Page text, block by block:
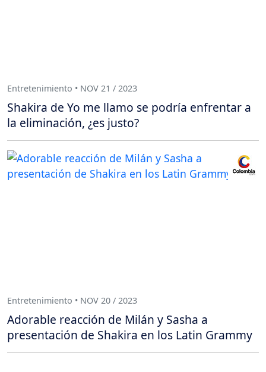
Entretenimiento • NOV 21 / 2023
Shakira de Yo me llamo se podría enfrentar a
la eliminación, ¿es justo?
Entretenimiento • NOV 20 / 2023
Adorable reacción de Milán y Sasha a
presentación de Shakira en los Latin Grammy